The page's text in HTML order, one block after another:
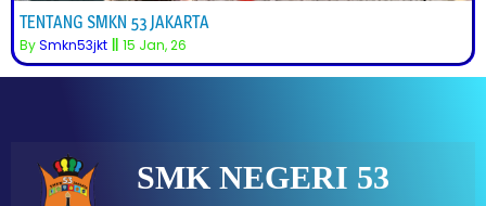
TENTANG SMKN 53 JAKARTA
BySmkn53jkt 15 Jan, 26
SMK NEGERI 53